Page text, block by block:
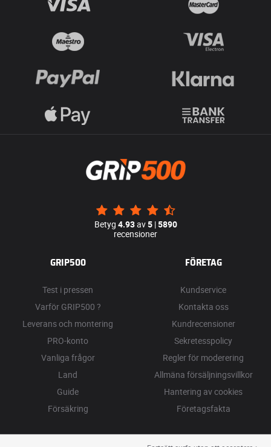
Betyg 4.93av5|5890
recensioner
GRIP500
Test i pressen
Varför GRIP500 ?
Leverans och montering
PRO-konto
Vanliga frågor
Land
Guide
Försäkring
FÖRETAG
Kundservice
Kontakta oss
Kundrecensioner
Sekretesspolicy
Regler för moderering
Allmäna försäljningsvillkor
Hantering av cookies
Företagsfakta